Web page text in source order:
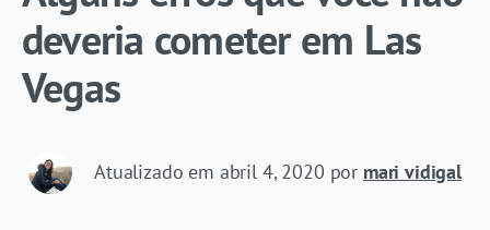
deveria cometer em Las
Vegas
Atualizado em abril 4, 2020 por mari vidigal